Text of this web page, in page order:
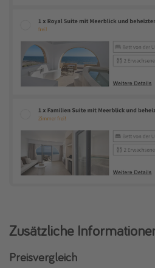
Zusätzliche
Preisvergleich